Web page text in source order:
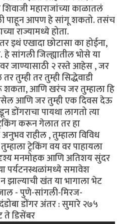
महाराजांच्या काळातलं
पाहून आपण हे सांगू शकतो. तसंच
राज्यामध्ये होता.
इथं एखादा छोटासा का होईना,
सांगली जिल्ह्यातील भोसे या
जाण्यासाठी २ रस्ते आहेस , जर
तुम्ही तर तुम्ही सिद्धेवाडी
आणि खरंच जर तुम्हाला हि
आणि जर तुम्ही एक दिवस देऊ
पायथा लागतो त्या
करून गेलात तर हा
राहील , तुम्हाला विविध
ट्रेकिंग वय वर पाहायला
मनमोहक आणि अतिशय सुंदर
पर्यटनस्थळांमध्ये समावेश
झाल्याची खंत या भागाला भेट
- पुणे-सांगली-मिरज-
डोंगर अंतर : सुमारे २७५
ते डिसेंबर